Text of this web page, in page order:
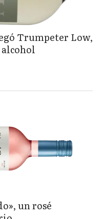
Trumpeter Low,
alcohol
un rosé